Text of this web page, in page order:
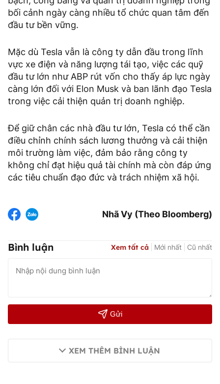
bối cảnh ngày càng nhiều tổ chức quan tâm đến
đầu tư bền vững.
Mặc dù Tesla vẫn là công ty dẫn đầu trong lĩnh
vực xe điện và năng lượng tái tạo, việc các quỹ
đầu tư lớn như ABP rút vốn cho thấy áp lực ngày
càng lớn đối với Elon Musk và ban lãnh đạo Tesla
trong việc cải thiện quản trị doanh nghiệp.
Để giữ chân các nhà đầu tư lớn, Tesla có thể cần
điều chỉnh chính sách lương thưởng và cải thiện
môi trường làm việc, đảm bảo rằng công ty
không chỉ đạt hiệu quả tài chính mà còn đáp ứng
các tiêu chuẩn đạo đức và trách nhiệm xã hội.
Nhã Vy (Theo Bloomberg)
Bình luận Xem tất cả Mới nhất Cũ nhất
Gửi
XEM THÊM BÌNH LUẬN